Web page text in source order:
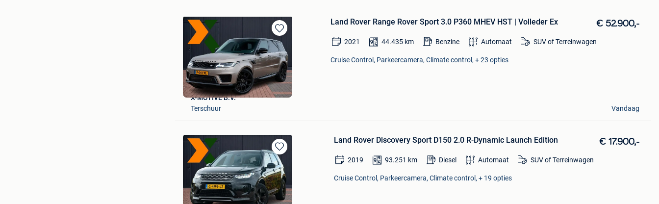
Bewaren
in
Mijn
Favorieten
Land Rover Range Rover Sport 3.0 P360 MHEV HST | Volleder Ex € 52.900,-
2021 44.435 km Benzine Automaat SUV of Terreinwagen
Cruise Control, Parkeercamera, Climate control, + 23 opties
X-MOTIVE B.V.
Terschuur
Vandaag
Bewaren
in
Mijn
Favorieten
Land Rover Discovery Sport D150 2.0 R-Dynamic Launch Edition € 17.900,-
2019 93.251 km Diesel Automaat SUV of Terreinwagen
Cruise Control, Parkeercamera, Climate control, + 19 opties